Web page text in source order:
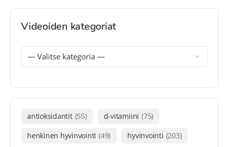
Videoiden kategoriat
antioksidantit (55) d-vitamiini (75)
henkinen hyvinvointi (49) hyvinvointi (203)